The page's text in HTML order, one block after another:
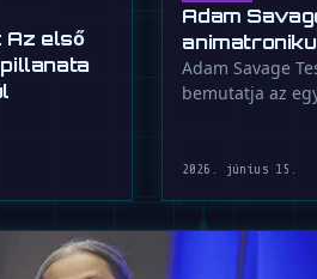
Az első
Adam
egy mérnöki
Adam Savage
bemutatja az
2026. június 15.